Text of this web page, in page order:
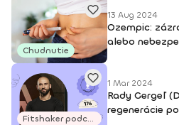
STRONG Nation® - medzinárodný certifikát Fighting
Elements - technika bojových
kurz schválený najznámejšími
akreditovanými spoločnosťami NASM,
Mobility™ - cvičebný program
poteciálu flexibility tela, dýchania
mobilitu Zumba Kids
Chudnutie
13 Aug 2024
Ozempic:
alebo
Fitshaker podcasty
1 Mar 2024
Rady Gergeľ
regenerácie